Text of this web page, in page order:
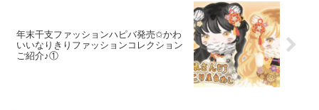
年末干支ファッションハピバ発売✩かわ
いいなりきりファッションコレクション
ご紹介♪①